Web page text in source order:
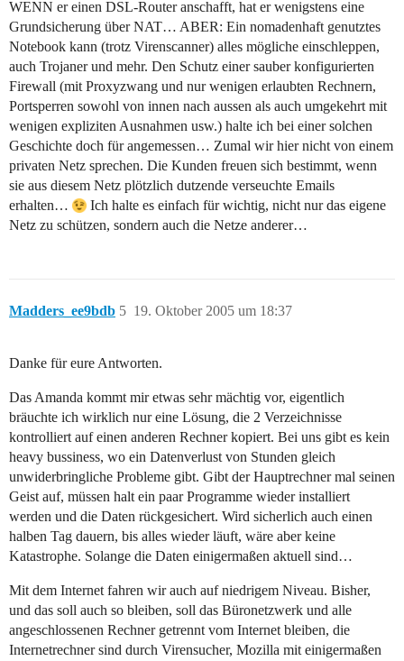
WENN er einen DSL-Router anschafft, hat er wenigstens eine
Grundsicherung über NAT… ABER: Ein nomadenhaft genutztes
Notebook kann (trotz Virenscanner) alles mögliche einschleppen,
auch Trojaner und mehr. Den Schutz einer sauber konfigurierten
Firewall (mit Proxyzwang und nur wenigen erlaubten Rechnern,
Portsperren sowohl von innen nach aussen als auch umgekehrt mit
wenigen expliziten Ausnahmen usw.) halte ich bei einer solchen
Geschichte doch für angemessen… Zumal wir hier nicht von einem
privaten Netz sprechen. Die Kunden freuen sich bestimmt, wenn
sie aus diesem Netz plötzlich dutzende verseuchte Emails
erhalten…
Ich halte es einfach für wichtig, nicht nur das eigene
Netz zu schützen, sondern auch die Netze anderer…
Madders_ee9bdb 19. Oktober 2005 um 18:37
5
Danke für eure Antworten.
Das Amanda kommt mir etwas sehr mächtig vor, eigentlich
bräuchte ich wirklich nur eine Lösung, die 2 Verzeichnisse
kontrolliert auf einen anderen Rechner kopiert. Bei uns gibt es kein
heavy bussiness, wo ein Datenverlust von Stunden gleich
unwiderbringliche Probleme gibt. Gibt der Hauptrechner mal seinen
Geist auf, müssen halt ein paar Programme wieder installiert
werden und die Daten rückgesichert. Wird sicherlich auch einen
halben Tag dauern, bis alles wieder läuft, wäre aber keine
Katastrophe. Solange die Daten einigermaßen aktuell sind…
Mit dem Internet fahren wir auch auf niedrigem Niveau. Bisher,
und das soll auch so bleiben, soll das Büronetzwerk und alle
angeschlossenen Rechner getrennt vom Internet bleiben, die
Internetrechner sind durch Virensucher, Mozilla mit einigermaßen